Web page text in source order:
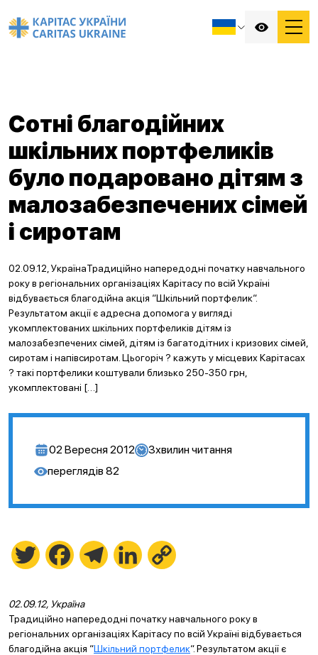
Сотні благодійних
шкільних портфеликів
було подаровано дітям з
малозабезпечених сімей
і сиротам
02.09.12, УкраїнаТрадиційно напередодні початку навчального
року в регіональних організаціях Карітасу по всій Україні
відбувається благодійна акція “Шкільний портфелик“.
Результатом акції є адресна допомога у вигляді
укомплектованих шкільних портфеликів дітям із
малозабезпечених сімей, дітям із багатодітних і кризових сімей,
сиротам і напівсиротам. Цьогоріч ? кажуть у місцевих Карітасах
? такі портфелики коштували близько 250-350 грн,
укомплектовані […]
02 Вересня 2012 3хвилин читання
переглядів 82
Twitter FacebookTelegramLinkedIn
02.09.12, Україна
Традиційно напередодні початку навчального року в
регіональних організаціях Карітасу по всій Україні відбувається
благодійна акція “Шкільний портфелик“. Результатом акції є